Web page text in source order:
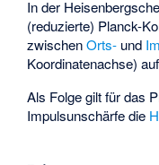
In der
(reduzierte) Planck-
zwischenOrts- und
Koordinatenachse)
Als Folge gilt für das
Impulsunschärfe die